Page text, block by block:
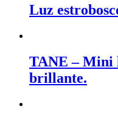
Luz
TANE – Mini
brillante.